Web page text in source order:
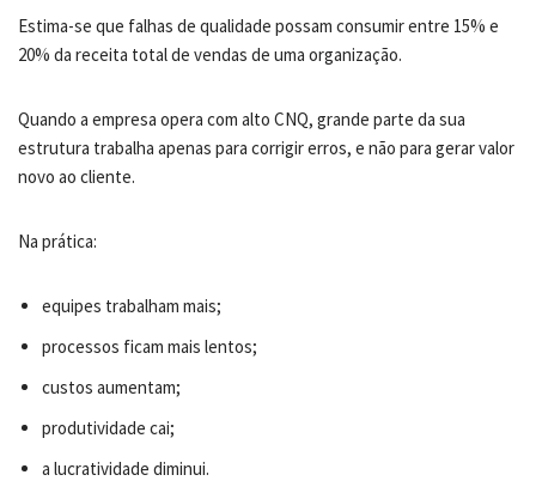
Estima-se que falhas de qualidade possam consumir entre 15% e
20% da receita total de vendas de uma organização.
Quando a empresa opera com alto CNQ, grande parte da sua
estrutura trabalha apenas para corrigir erros, e não para gerar valor
novo ao cliente.
Na prática:
equipes trabalham mais;
processos ficam mais lentos;
custos aumentam;
produtividade cai;
a lucratividade diminui.